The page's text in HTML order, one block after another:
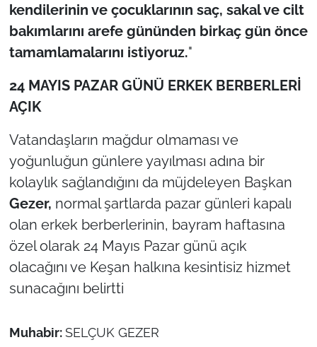
kendilerinin ve çocuklarının saç, sakal ve cilt
bakımlarını arefe gününden birkaç gün önce
tamamlamalarını istiyoruz."
24 MAYIS PAZAR GÜNÜ ERKEK BERBERLERİ
AÇIK
Vatandaşların mağdur olmaması ve
yoğunluğun günlere yayılması adına bir
kolaylık sağlandığını da müjdeleyen Başkan
Gezer, normal şartlarda pazar günleri kapalı
olan erkek berberlerinin, bayram haftasına
özel olarak 24 Mayıs Pazar günü açık
olacağını ve Keşan halkına kesintisiz hizmet
sunacağını belirtti
Muhabir: SELÇUK GEZER